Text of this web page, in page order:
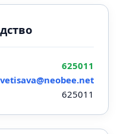
625011
625011